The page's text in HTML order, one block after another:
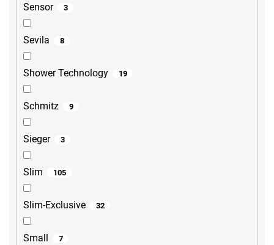
Sensor 3
Sevila 8
Shower Technology 19
Schmitz 9
Sieger 3
Slim 105
Slim-Exclusive 32
Small 7